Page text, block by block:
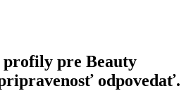
pre Beauty
odpovedať.